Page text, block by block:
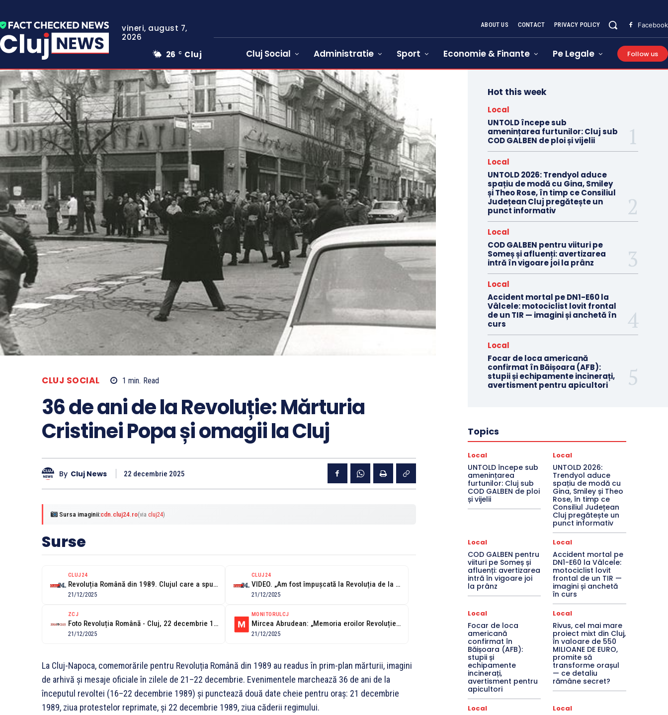
vineri, august 7,
2026
26
C Cluj
ABOUT US CONTACT PRIVACY POLICY Facebook
Cluj Social Administratie Sport Economie & Finante Pe Legale Follow us
CLUJ SOCIAL 1 min. Read
36 de ani de la Revoluție: Mărturia
Cristinei Popa și omagii la Cluj
By Cluj News 22 decembrie 2025
Sursa imaginii:cdn.cluj24.ro(viacluj24)
Surse
CLUJ24
Revoluția Română din 1989. Clujul care a spus „Nu”. 21 decembrie, ziua...
21/12/2025
CLUJ24
VIDEO. „Am fost împușcată la Revoluția de la Cluj. Aveam 17 ani”....
21/12/2025
ZCJ
Foto Revoluția Română - Cluj, 22 decembrie 1989
21/12/2025
MONITORULCJ
Mircea Abrudean: „Memoria eroilor Revoluției ne obligă să apăram libertatea și democrația”....
21/12/2025
La Cluj-Napoca, comemorările pentru Revoluția Română din 1989 au readus în prim-plan mărturii, imagini
de arhivă și mesaje oficiale în zilele de 21–22 decembrie. Evenimentele marchează 36 de ani de la
începutul revoltei (16–22 decembrie 1989) și punctează două date cheie pentru oraș: 21 decembrie
1989, ziua protestelor reprimate, și 22 decembrie 1989, ziua căderii regimului.
Hot this week
Local
UNTOLD începe sub
amenințarea furtunilor: Cluj sub
COD GALBEN de ploi și vijelii
Local
UNTOLD 2026: Trendyol aduce
spațiu de modă cu Gina, Smiley
și Theo Rose, în timp ce Consiliul
Județean Cluj pregătește un
punct informativ
Local
COD GALBEN pentru viituri pe
Someș și afluenți: avertizarea
intră în vigoare joi la prânz
Local
Accident mortal pe DN1-E60 la
Vâlcele: motociclist lovit frontal
de un TIR — imagini și anchetă în
curs
Local
Focar de loca americană
confirmat în Băișoara (AFB):
stupii și echipamente incinerați,
avertisment pentru apicultori
Topics
Local
UNTOLD începe sub
amenințarea
furtunilor: Cluj sub
COD GALBEN de ploi
și vijelii
Local
UNTOLD 2026:
Trendyol aduce
spațiu de modă cu
Gina, Smiley și Theo
Rose, în timp ce
Consiliul Județean
Cluj pregătește un
punct informativ
Local
COD GALBEN pentru
viituri pe Someș și
afluenți: avertizarea
intră în vigoare joi
la prânz
Local
Accident mortal pe
DN1-E60 la Vâlcele:
motociclist lovit
frontal de un TIR —
imagini și anchetă
în curs
Local
Focar de loca
americană
confirmat în
Băișoara (AFB):
stupii și
echipamente
incinerați,
avertisment pentru
apicultori
Local
Rivus, cel mai mare
proiect mixt din Cluj,
în valoare de 550
MILIOANE DE EURO,
promite să
transforme orașul
— ce detaliu
rămâne secret?
Local Local